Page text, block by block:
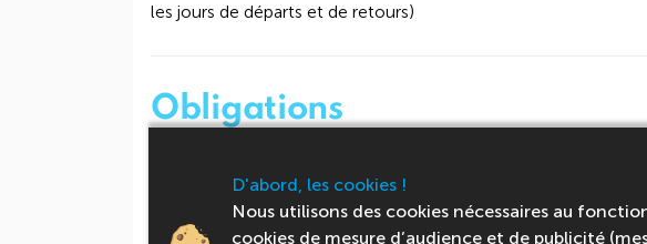
les jours de départs et de retours)
Obligations
Droit à l'image
Carte européenne
D'abord, les cookies !
Nous utilisons des cookies nécessaires au
cookies de mesure d’audience et de publicité